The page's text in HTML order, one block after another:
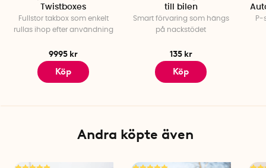
Twistboxes
Fullstor takbox som enkelt
rullas ihop efter användning
9995 kr
Köp
till bilen
Smart förvaring som hängs
på nackstödet
135 kr
Köp
P-
Andra köpte även